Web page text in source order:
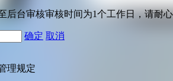
后台审核审核时间为1个工作日，请耐
确定 取消
理规定